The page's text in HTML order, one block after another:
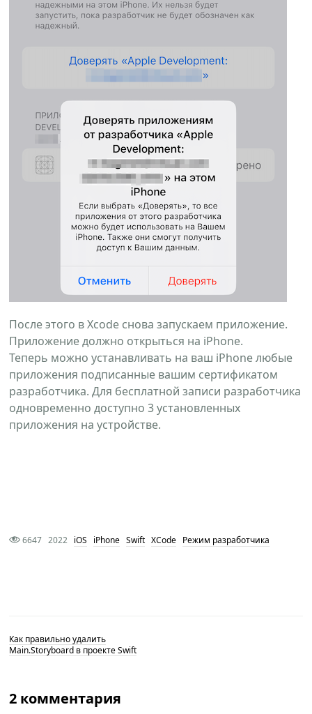
После этого в Xcode снова запускаем приложение.
Приложение должно открыться на iPhone.
Теперь можно устанавливать на ваш iPhone любые
приложения подписанные вашим сертификатом
разработчика. Для бесплатной записи разработчика
одновременно доступно 3 установленных
приложения на устройстве.
6647 2022 iOS iPhone Swift XCode Режим разработчика
Как правильно удалить
Main.Storyboard в проекте Swift
2 комментария